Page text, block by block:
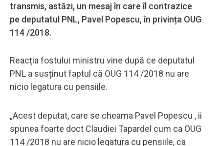
transmis, astăzi, un mesaj în care îl contrazice
pe deputatul PNL, Pavel Popescu, în privința OUG
114 /2018.
Reacția fostului ministru vine după ce deputatul
PNL a susținut faptul că OUG 114 /2018 nu are
nicio legatura cu pensiile.
„Acest deputat, care se cheama Pavel Popescu , ii
spunea foarte doct Claudiei Tapardel cum ca OUG
114 /2018 nu are nicio legatura cu pensiile, ca